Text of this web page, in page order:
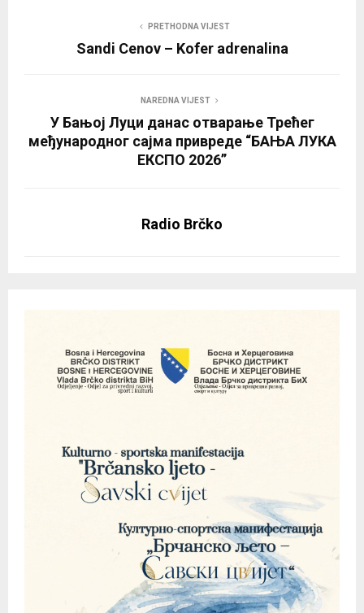
PRETHODNA VIJEST
Sandi Cenov – Kofer adrenalina
NAREDNA VIJEST
У Бањој Луци данас отварање Трећег
међународног сајма привреде “БАЊА ЛУКА
ЕКСПО 2026”
Radio Brčko